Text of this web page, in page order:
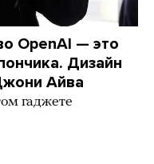
OpenAI — это
Дизайн
Айва
гаджете